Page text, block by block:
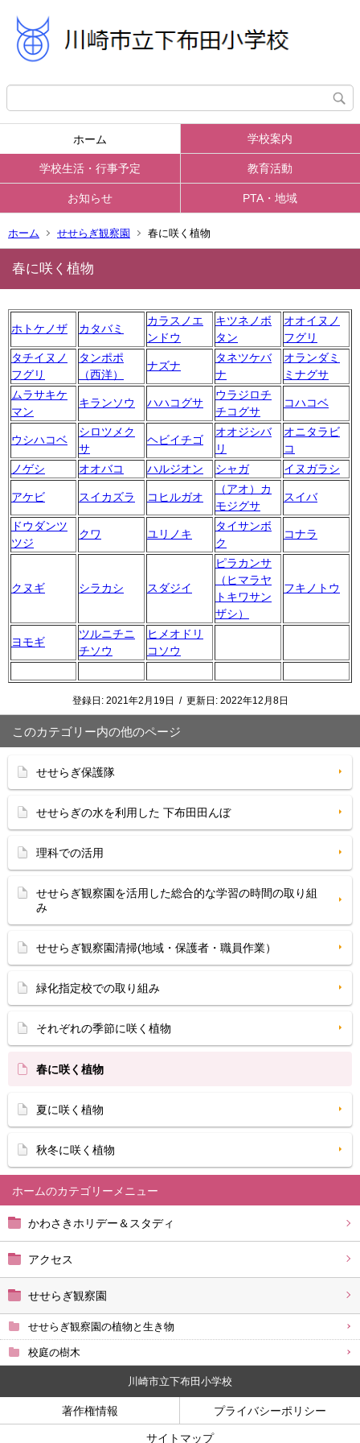
ホーム 学校案内
学校生活・行事予定 教育活動
お知らせ PTA・地域
ホーム せせらぎ観察園 春に咲く植物
ホーム
かわさきホリデー＆スタディ
アクセス
せせらぎ観察園
せせらぎ観察園の植物と生き物
校庭の樹木
春に咲く植物
ホトケノザ カタバミ
カラスノエ
ンドウ
キツネノボ
タン
オオイヌノ
フグリ
タチイヌノ
フグリ
タンポポ
（西洋）
ナズナ
タネツケバ
ナ
オランダミ
ミナグサ
ムラサキケ
マン
キランソウ ハハコグサ
ウラジロチ
チコグサ
コハコベ
ウシハコベ
シロツメク
サ
ヘビイチゴ
オオジシバ
リ
オニタラビ
コ
ノゲシ
オオバコ ハルジオン シャガ イヌガラシ
アケビ スイカズラ コヒルガオ
（アオ）カ
モジグサ
スイバ
ドウダンツ
ツジ
クワ ユリノキ
タイサンボ
ク
コナラ
クヌギ シラカシ スダジイ
ピラカンサ
（ヒマラヤ
トキワサン
ザシ）
フキノトウ
ヨモギ
ツルニチニ
チソウ
ヒメオドリ
コソウ
登録日: 2021年2月19日 / 更新日: 2022年12月8日
このカテゴリー内の他のページ
せせらぎ保護隊
せせらぎの水を利用した 下布田田んぼ
理科での活用
せせらぎ観察園を活用した総合的な学習の時間の取り組
み
せせらぎ観察園清掃(地域・保護者・職員作業）
緑化指定校での取り組み
それぞれの季節に咲く植物
春に咲く植物
夏に咲く植物
秋冬に咲く植物
川崎市立下布田小学校
著作権情報 プライバシーポリシー
サイトマップ